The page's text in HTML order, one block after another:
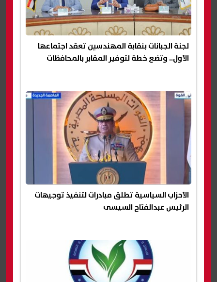
لجنة الجبانات بنقابة المهندسين تعقد اجتماعها
الأول.. وتضع خطة لتوفير المقابر بالمحافظات
الأحزاب السياسية تطلق مبادرات لتنفيذ توجيهات
الرئيس عبدالفتاح السيسى